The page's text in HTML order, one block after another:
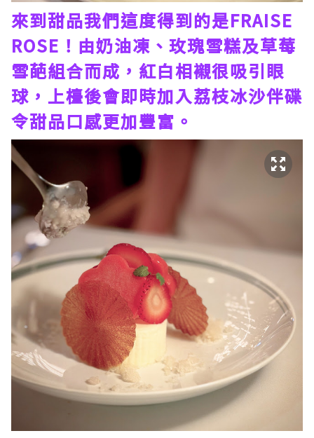
來到甜品我們這度得到的是FRAISE
ROSE！由奶油凍、玫瑰雪糕及草莓
雪葩組合而成，紅白相襯很吸引眼
球，上檯後會即時加入荔枝冰沙伴碟
令甜品口感更加豐富。